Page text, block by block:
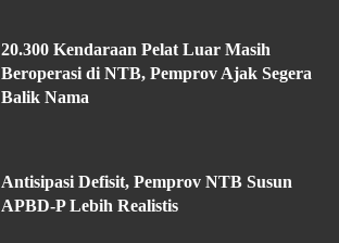
20.300 Kendaraan Pelat Luar Masih
Beroperasi di NTB, Pemprov Ajak Segera
Balik Nama
Antisipasi Defisit, Pemprov NTB Susun
APBD-P Lebih Realistis